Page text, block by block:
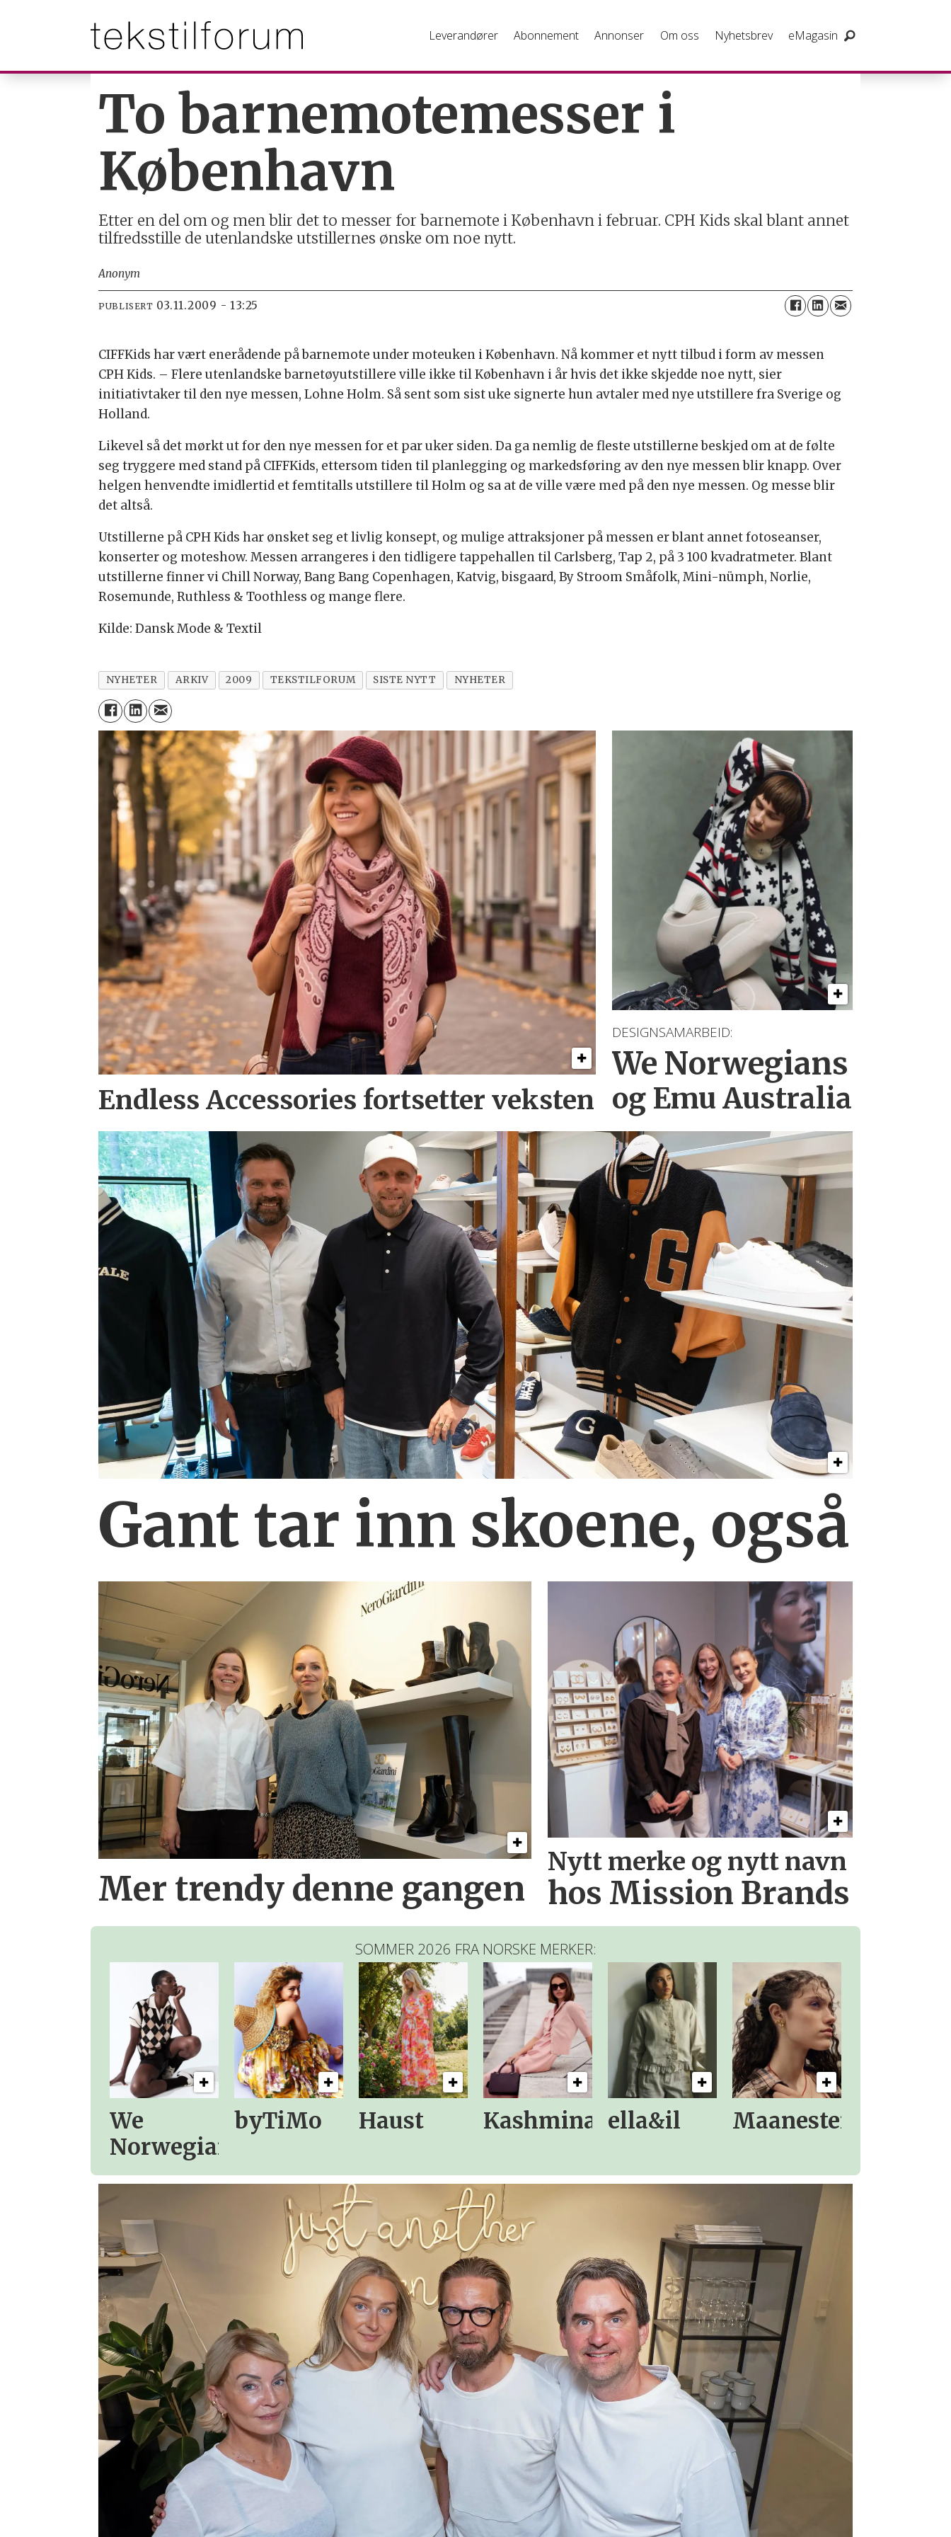
Leverandører Abonnement Annonser Om oss Nyhetsbrev eMagasin
To barnemotemesser i
København
Etter en del om og men blir det to messer for barnemote i København i februar. CPH Kids skal blant annet
tilfredsstille de utenlandske utstillernes ønske om noe nytt.
Anonym
PUBLISERT 03.11.2009 - 13:25
CIFFKids har vært enerådende på barnemote under moteuken i København. Nå kommer et nytt tilbud i form av messen
CPH Kids. – Flere utenlandske barnetøyutstillere ville ikke til København i år hvis det ikke skjedde noe nytt, sier
initiativtaker til den nye messen, Lohne Holm. Så sent som sist uke signerte hun avtaler med nye utstillere fra Sverige og
Holland.
Likevel så det mørkt ut for den nye messen for et par uker siden. Da ga nemlig de fleste utstillerne beskjed om at de følte
seg tryggere med stand på CIFFKids, ettersom tiden til planlegging og markedsføring av den nye messen blir knapp. Over
helgen henvendte imidlertid et femtitalls utstillere til Holm og sa at de ville være med på den nye messen. Og messe blir
det altså.
Utstillerne på CPH Kids har ønsket seg et livlig konsept, og mulige attraksjoner på messen er blant annet fotoseanser,
konserter og moteshow. Messen arrangeres i den tidligere tappehallen til Carlsberg, Tap 2, på 3 100 kvadratmeter. Blant
utstillerne finner vi Chill Norway, Bang Bang Copenhagen, Katvig, bisgaard, By Stroom Småfolk, Mini-nümph, Norlie,
Rosemunde, Ruthless & Toothless og mange flere.
Kilde: Dansk Mode & Textil
NYHETER ARKIV 2009 TEKSTILFORUM SISTE NYTT NYHETER
Endless Accessories fortsetter veksten
DESIGNSAMARBEID:
We Norwegians
og Emu Australia
Gant tar inn skoene, også
Mer trendy denne gangen
Nytt merke og nytt navn
hos Mission Brands
SOMMER 2026 FRA NORSKE MERKER:
We
Norwegians
byTiMo Haust Kashmina ella&il Maanesten